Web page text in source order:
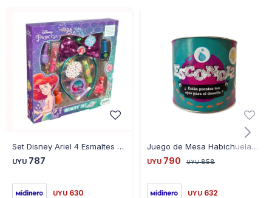
Set Disney Ariel 4 Esmaltes +Gloss +Lip +Sombra +Vincha
UYU 787
UYU 630
Juego de Mesa Habichuelas ESCONDI2
UYU 790 UYU 858
UYU 632